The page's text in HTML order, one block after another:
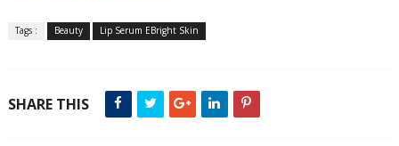
Tags : Beauty Lip Serum EBright Skin
SHARE THIS